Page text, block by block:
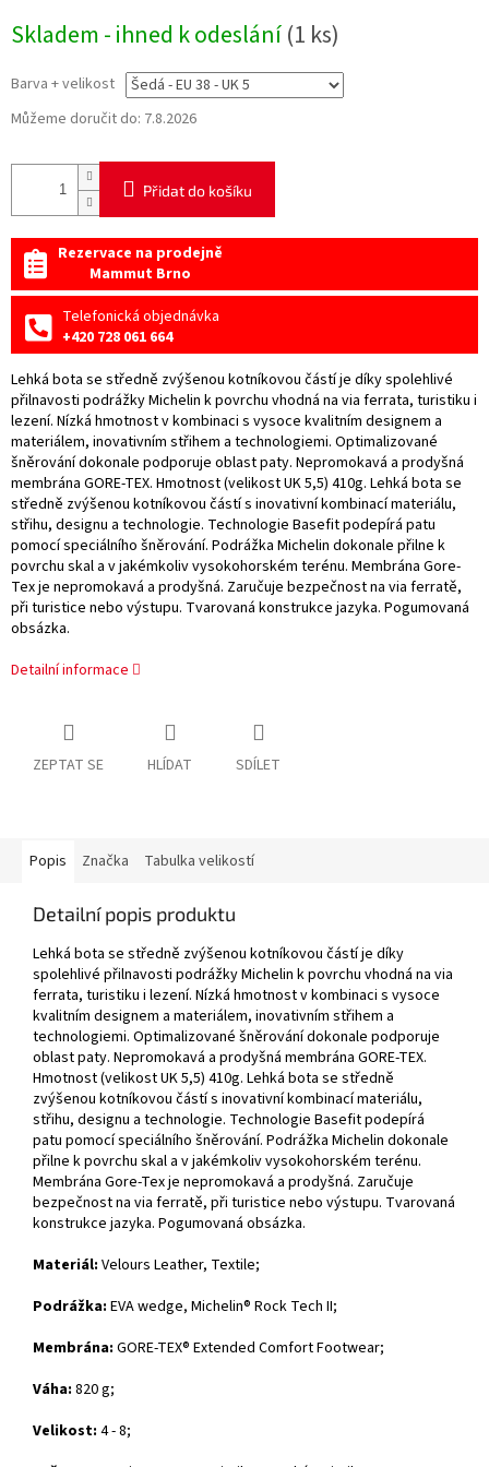
cena:
Skladem - ihned k odeslání(1 ks)
Barva + velikost
Můžeme doručit do: 7.8.2026
Přidat do košíku
Rezervace na prodejně
Mammut Brno
Telefonická objednávka
+420 728 061 664
Lehká bota se středně zvýšenou kotníkovou částí je díky spolehlivé
přilnavosti podrážky Michelin k povrchu vhodná na via ferrata, turistiku i
lezení. Nízká hmotnost v kombinaci s vysoce kvalitním designem a
materiálem, inovativním střihem a technologiemi. Optimalizované
šněrování dokonale podporuje oblast paty. Nepromokavá a prodyšná
membrána GORE-TEX. Hmotnost (velikost UK 5,5) 410g. Lehká bota se
středně zvýšenou kotníkovou částí s inovativní kombinací materiálu,
střihu, designu a technologie. Technologie Basefit podepírá patu
pomocí speciálního šněrování. Podrážka Michelin dokonale přilne k
povrchu skal a v jakémkoliv vysokohorském terénu. Membrána Gore-
Tex je nepromokavá a prodyšná. Zaručuje bezpečnost na via ferratě,
při turistice nebo výstupu. Tvarovaná konstrukce jazyka. Pogumovaná
obsázka.
Detailní informace
ZEPTAT SE HLÍDAT SDÍLET
Popis Značka Tabulka velikostí
Detailní popis produktu
Lehká bota se středně zvýšenou kotníkovou částí je díky
spolehlivé přilnavosti podrážky Michelin k povrchu vhodná na via
ferrata, turistiku i lezení. Nízká hmotnost v kombinaci s vysoce
kvalitním designem a materiálem, inovativním střihem a
technologiemi. Optimalizované šněrování dokonale podporuje
oblast paty. Nepromokavá a prodyšná membrána GORE-TEX.
Hmotnost (velikost UK 5,5) 410g. Lehká bota se středně
zvýšenou kotníkovou částí s inovativní kombinací materiálu,
střihu, designu a technologie. Technologie Basefit podepírá
patu pomocí speciálního šněrování. Podrážka Michelin dokonale
přilne k povrchu skal a v jakémkoliv vysokohorském terénu.
Membrána Gore-Tex je nepromokavá a prodyšná. Zaručuje
bezpečnost na via ferratě, při turistice nebo výstupu. Tvarovaná
konstrukce jazyka. Pogumovaná obsázka.
Materiál: Velours Leather, Textile;
Podrážka: EVA wedge, Michelin® Rock Tech II;
Membrána: GORE-TEX® Extended Comfort Footwear;
Váha: 820 g;
Velikost: 4 - 8;